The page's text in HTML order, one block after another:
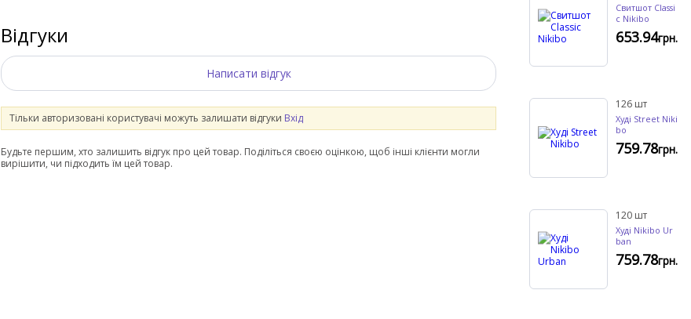
Свитшот Classi
c Nikibo
653.94грн.
126 шт
Худі Street Niki
bo
759.78грн.
120 шт
Худі Nikibo Ur
ban
759.78грн.
Відгуки
Написати відгук
Тільки авторизовані користувачі можуть залишати відгуки Вхід
Будьте першим, хто залишить відгук про цей товар. Поділіться своєю оцінкою, щоб інші клієнти могли
вирішити, чи підходить їм цей товар.